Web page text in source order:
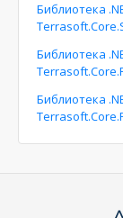
Библиотека
Библиотека
Библиотека